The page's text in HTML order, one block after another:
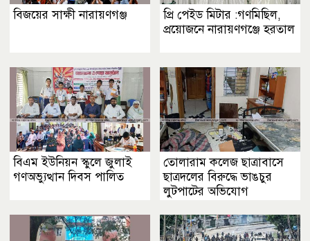
বিজয়ের সাক্ষী নারায়ণগঞ্জ
প্রি পেইড মিটার :গণমিছিল,
প্রয়োজনে নারায়ণগঞ্জে হরতাল
বিএম ইউনিয়ন স্কুলে জুলাই
গণঅভ্যুত্থান দিবস পালিত
তোলারাম কলেজ ছাত্রাবাসে
ছাত্রদলের বিরুদ্ধে ভাঙচুর
লুটপাটের অভিযোগ